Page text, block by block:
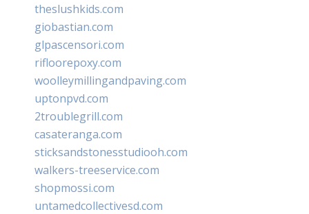
theslushkids.com
giobastian.com
glpascensori.com
rifloorepoxy.com
woolleymillingandpaving.com
uptonpvd.com
2troublegrill.com
casateranga.com
sticksandstonesstudiooh.com
walkers-treeservice.com
shopmossi.com
untamedcollectivesd.com